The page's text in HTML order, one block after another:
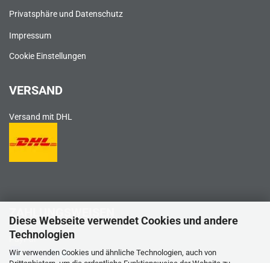
Diese Webseite verwendet Cookies und andere
Technologien
Wir verwenden Cookies und ähnliche Technologien, auch von
Privatsphäre und Datenschutz
Impressum
Cookie Einstellungen
VERSAND
Versand mit DHL
ZAHLUNGSWEISEN
PayPal